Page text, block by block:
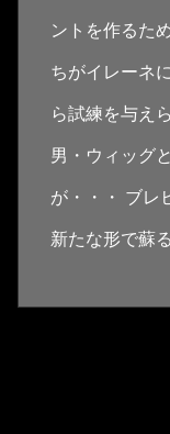
ントを作るた
ちがイレーネ
ら試練を与え
男・ウィッグ
が・・・ ブレ
新たな形で蘇る